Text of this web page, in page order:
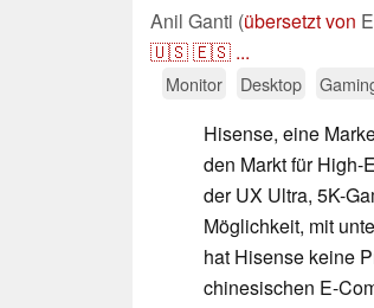
Anil Ganti (übersetzt von
🇺🇸🇪🇸 ...
Monitor Desktop
Hisense, eine
den Markt für High-
der UX Ultra, 5K-
Möglichkeit, mit
hat Hisense keine
chinesischen E-